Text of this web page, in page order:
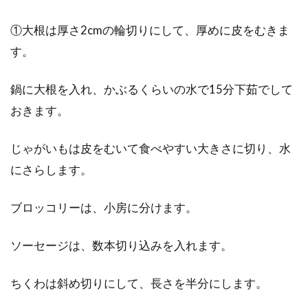
①大根は厚さ2cmの輪切りにして、厚めに皮をむきま
す。
鍋に大根を入れ、かぶるくらいの水で15分下茹でして
おきます。
じゃがいもは皮をむいて食べやすい大きさに切り、水
にさらします。
ブロッコリーは、小房に分けます。
ソーセージは、数本切り込みを入れます。
ちくわは斜め切りにして、長さを半分にします。